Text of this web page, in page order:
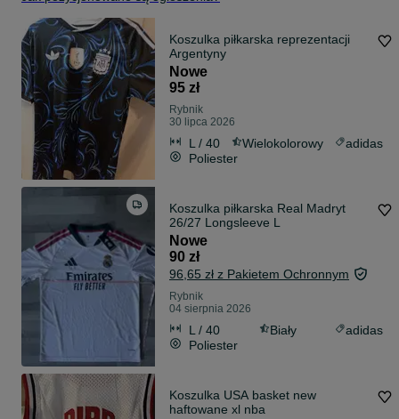
Koszulka piłkarska reprezentacji
Argentyny
Nowe
95 zł
Rybnik
30 lipca 2026
L / 40 Wielokolorowy
adidas
Poliester
Koszulka piłkarska Real Madryt
26/27 Longsleeve L
Nowe
90 zł
96,65 zł z Pakietem Ochronnym
Rybnik
04 sierpnia 2026
L / 40 Biały
adidas
Poliester
Koszulka USA basket new
haftowane xl nba